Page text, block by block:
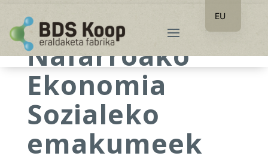
Nafarroako
Ekonomia
Sozialeko
emakumeek
EU